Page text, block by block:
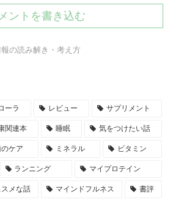
ントを書き込む
の読み解き・考え方
ーラ レビュー サプリメント
関連本 睡眠 気をつけたい話
ケア ミネラル ビタミン
ランニング マイプロテイン
スメな話 マインドフルネス 書評